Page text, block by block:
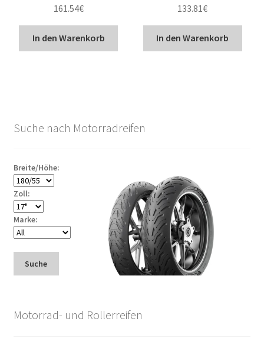
161.54€
In den Warenkorb
133.81€
In den Warenkorb
Suche nach Motorradreifen
Breite/Höhe:
Zoll:
Marke:
Suche
Motorrad- und Rollerreifen